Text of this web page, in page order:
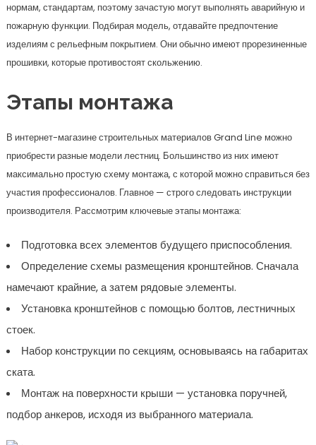
нормам, стандартам, поэтому зачастую могут выполнять аварийную и
пожарную функции. Подбирая модель, отдавайте предпочтение
изделиям с рельефным покрытием. Они обычно имеют прорезиненные
прошивки, которые противостоят скольжению.
Этапы монтажа
В интернет-магазине строительных материалов Grand Line можно
приобрести разные модели лестниц. Большинство из них имеют
максимально простую схему монтажа, с которой можно справиться без
участия профессионалов. Главное — строго следовать инструкции
производителя. Рассмотрим ключевые этапы монтажа:
Подготовка всех элементов будущего приспособления.
Определение схемы размещения кронштейнов. Сначала
намечают крайние, а затем рядовые элементы.
Установка кронштейнов с помощью болтов, лестничных
стоек.
Набор конструкции по секциям, основываясь на габаритах
ската.
Монтаж на поверхности крыши — установка поручней,
подбор анкеров, исходя из выбранного материала.